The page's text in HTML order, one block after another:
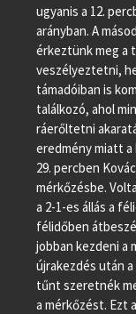
ugyanis a 12.
arányban. A
érkeztünk meg a
veszélyeztetni,
támadóiban is
találkozó, ahol
ráerőltetni
eredmény miatt a
29. percben
mérkőzésbe.
a 2-1-es állás a
félidőben
jobban kezdeni a
újrakezdés után
tűnt szeretnék
a mérkőzést. Ezt